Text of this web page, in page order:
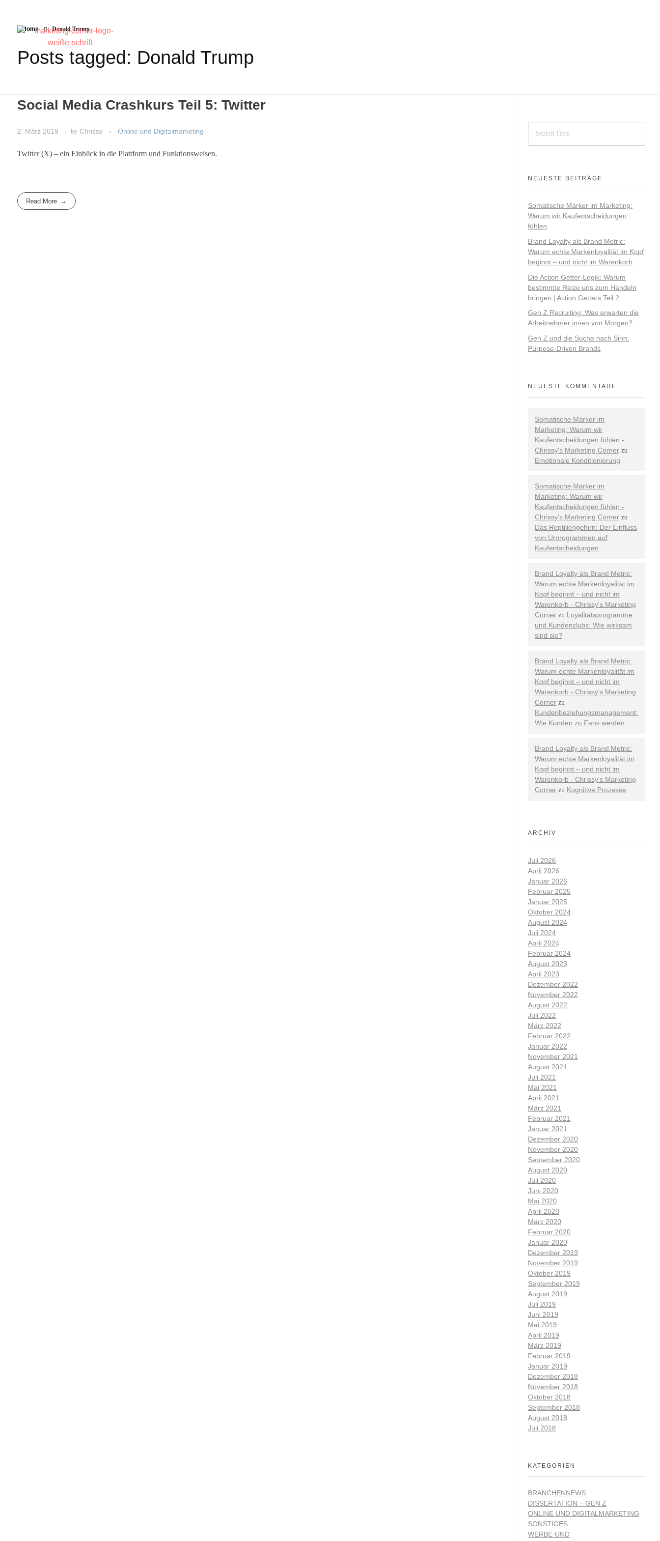
Home Donald Trump
Posts tagged: Donald Trump
Social Media Crashkurs Teil 5: Twitter
2. März 2019 by Chrissy Online und Digitalmarketing
Twitter (X) – ein Einblick in die Plattform und Funktionsweisen.
Read More
NEUESTE BEITRÄGE
Somatische Marker im Marketing:
Warum wir Kaufentscheidungen
fühlen
Brand Loyalty als Brand Metric:
Warum echte Markenloyalität im Kopf
beginnt – und nicht im Warenkorb
Die Action Getter-Logik: Warum
bestimmte Reize uns zum Handeln
bringen | Action Getters Teil 2
Gen Z Recruiting: Was erwarten die
Arbeitnehmer:innen von Morgen?
Gen Z und die Suche nach Sinn:
Purpose-Driven Brands
NEUESTE KOMMENTARE
Somatische Marker im
Marketing: Warum wir
Kaufentscheidungen fühlen -
Chrissy's Marketing Corner zu
Emotionale Konditionierung
Somatische Marker im
Marketing: Warum wir
Kaufentscheidungen fühlen -
Chrissy's Marketing Corner zu
Das Reptiliengehirn: Der Einfluss
von Urprogrammen auf
Kaufentscheidungen
Brand Loyalty als Brand Metric:
Warum echte Markenloyalität im
Kopf beginnt – und nicht im
Warenkorb - Chrissy's Marketing
Corner zu Loyalitätsprogramme
und Kundenclubs: Wie wirksam
sind sie?
Brand Loyalty als Brand Metric:
Warum echte Markenloyalität im
Kopf beginnt – und nicht im
Warenkorb - Chrissy's Marketing
Corner zu
Kundenbeziehungsmanagement:
Wie Kunden zu Fans werden
Brand Loyalty als Brand Metric:
Warum echte Markenloyalität im
Kopf beginnt – und nicht im
Warenkorb - Chrissy's Marketing
Corner zu Kognitive Prozesse
ARCHIV
Juli 2026
April 2026
Januar 2026
Februar 2025
Januar 2025
Oktober 2024
August 2024
Juli 2024
April 2024
Februar 2024
August 2023
April 2023
Dezember 2022
November 2022
August 2022
Juli 2022
März 2022
Februar 2022
Januar 2022
November 2021
August 2021
Juli 2021
Mai 2021
April 2021
März 2021
Februar 2021
Januar 2021
Dezember 2020
November 2020
September 2020
August 2020
Juli 2020
Juni 2020
Mai 2020
April 2020
März 2020
Februar 2020
Januar 2020
Dezember 2019
November 2019
Oktober 2019
September 2019
August 2019
Juli 2019
Juni 2019
Mai 2019
April 2019
März 2019
Februar 2019
Januar 2019
Dezember 2018
November 2018
Oktober 2018
September 2018
August 2018
Juli 2018
KATEGORIEN
BRANCHENNEWS
DISSERTATION – GEN Z
ONLINE UND DIGITALMARKETING
SONSTIGES
WERBE-UND